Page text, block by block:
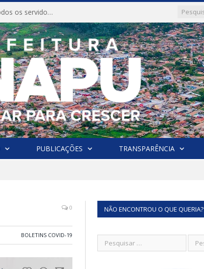
CONVITE A Prefeitura Municipal de Anapu convida todos os servidores públicos municipais para participarem da Audiência Pública de discussão da Lei de Diretrizes Orçamentárias (LDO), importante instrumento de planejamento das ações e investimentos da Administração Pública para o próximo exercício financeiro.
PUBLICAÇÕES TRANSPARÊNCIA
0
BOLETINS COVID-19
NÃO ENCONTROU O QUE QUERIA?